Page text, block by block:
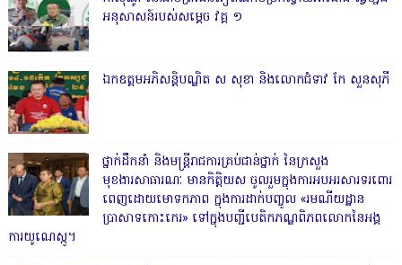
អនុសាសន៍របស់សម្ដេច វគ្គ ១
ឯកឧត្តមអភិសន្តិបណ្ឌិត ស សុខា និងលោកជំទាវ កែ សួនសុភី
ថ្នាក់ដឹកនាំ និងមន្ត្រីរាជការគ្រប់ជាន់ថ្នាក់ នៃក្រសួង
មុខងារសាធារណៈ មានកិត្តិយស ចូលរួមក្នុងការអបអរសារទរពោរ
ពេញដោយមោទកភាព ក្នុងការដាក់បញ្ចូល «រមណីយដ្ឋាន
ប្រាសាទកោះកេរ» ទៅក្នុងបញ្ជីបេតិកភណ្ឌពិភពលោកនៃអង្គ
ការយូណេស្កូ។